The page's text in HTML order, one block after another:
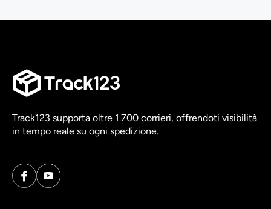
Track123 supporta oltre 1.700 corrieri, offrendoti visibilità
in tempo reale su ogni spedizione.